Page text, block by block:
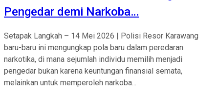
Pengedar demi Narkoba…
Setapak Langkah – 14 Mei 2026 | Polisi Resor Karawang
baru-baru ini mengungkap pola baru dalam peredaran
narkotika, di mana sejumlah individu memilih menjadi
pengedar bukan karena keuntungan finansial semata,
melainkan untuk memperoleh narkoba...